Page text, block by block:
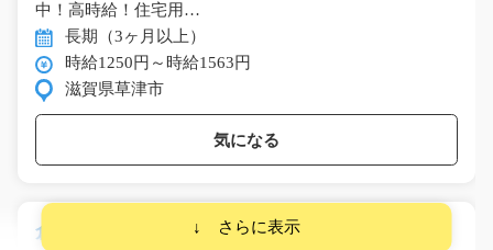
中！高時給！住宅用…
長期（3ヶ月以上）
時給1250円～時給1563円
滋賀県草津市
気になる
倉庫内で日用品を仕分けするお仕事/y04_00281